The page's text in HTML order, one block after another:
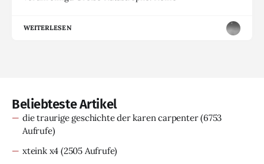
WEITERLESEN
Beliebteste Artikel
die traurige geschichte der karen carpenter(6753
Aufrufe)
xteink x4 (2505 Aufrufe)